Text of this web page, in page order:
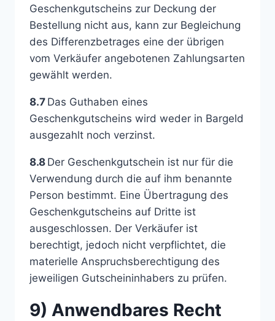
Geschenkgutscheins zur Deckung der
Bestellung nicht aus, kann zur Begleichung
des Differenzbetrages eine der übrigen
vom Verkäufer angebotenen Zahlungsarten
gewählt werden.
8.7 Das Guthaben eines
Geschenkgutscheins wird weder in Bargeld
ausgezahlt noch verzinst.
8.8 Der Geschenkgutschein ist nur für die
Verwendung durch die auf ihm benannte
Person bestimmt. Eine Übertragung des
Geschenkgutscheins auf Dritte ist
ausgeschlossen. Der Verkäufer ist
berechtigt, jedoch nicht verpflichtet, die
materielle Anspruchsberechtigung des
jeweiligen Gutscheininhabers zu prüfen.
9) Anwendbares Recht